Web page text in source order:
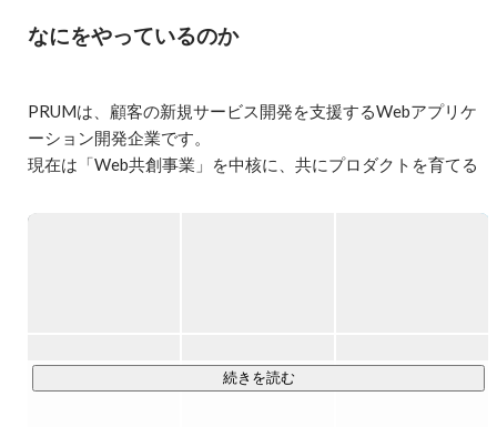
--
ームの開発統括。
2018年 世界一周のため退職。独立。
2019年 株式会社PRUM創業、代表取締役就任。
なにをやっているのか
PRUMは、顧客の新規サービス開発を支援するWebアプリケ
ーション開発企業です。
現在は「Web共創事業」を中核に、共にプロダクトを育てる
課題解決型のWebアプリケーション開発事業を展開してい
続きを読む